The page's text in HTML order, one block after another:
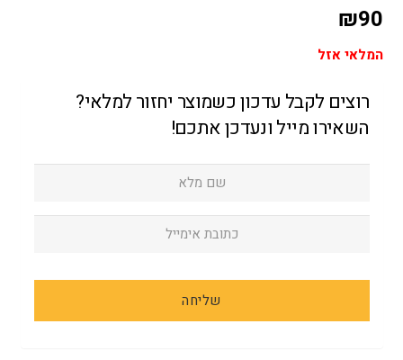
₪90
המלאי אזל
רוצים לקבל עדכון כשמוצר יחזור למלאי?
השאירו מייל ונעדכן אתכם!